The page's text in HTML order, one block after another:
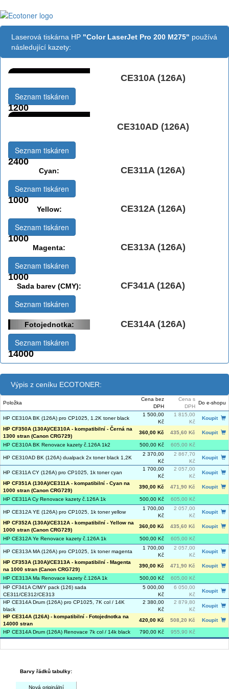
Laserová tiskárna HP "Color LaserJet Pro 200 M275" používá
následující kazety:
CE310A (126A)
1200
Seznam tiskáren
CE310AD (126A)
2400
Seznam tiskáren
Cyan: CE311A (126A)
1000
Seznam tiskáren
Yellow: CE312A (126A)
1000
Seznam tiskáren
Magenta: CE313A (126A)
1000
Seznam tiskáren
Sada barev (CMY):
CF341A (126A)
Seznam tiskáren
Fotojednotka: CE314A (126A)
14000
Seznam tiskáren
Výpis z ceníku ECOTONER:
Položka
Cena bez
DPH
Cena s
DPH
Do e-shopu
HP CE310A BK (126A) pro CP1025, 1.2K toner black
1 500,00
Kč
1 815,00
Kč
Koupit
HP CF350A (130A)/CE310A - kompatibilní - Černá na
1300 stran (Canon CRG729)
360,00 Kč 435,60 Kč Koupit
HP CE310A BK Renovace kazety č.126A 1k2 500,00 Kč 605,00 Kč
HP CE310AD BK (126A) dualpack 2x toner black 1,2K
2 370,00
Kč
2 867,70
Kč
Koupit
HP CE311A CY (126A) pro CP1025, 1k toner cyan
1 700,00
Kč
2 057,00
Kč
Koupit
HP CF351A (130A)/CE311A - kompatibilní - Cyan na
1000 stran (Canon CRG729)
390,00 Kč 471,90 Kč Koupit
HP CE311A Cy Renovace kazety č.126A 1k 500,00 Kč 605,00 Kč
HP CE312A YE (126A) pro CP1025, 1k toner yellow
1 700,00
Kč
2 057,00
Kč
Koupit
HP CF352A (130A)/CE312A - kompatibilní - Yellow na
1000 stran (Canon CRG729)
360,00 Kč 435,60 Kč Koupit
HP CE312A Ye Renovace kazety č.126A 1k 500,00 Kč 605,00 Kč
HP CE313A MA (126A) pro CP1025, 1k toner magenta
1 700,00
Kč
2 057,00
Kč
Koupit
HP CF353A (130A)/CE313A - kompatibilní - Magenta
na 1000 stran (Canon CRG729)
390,00 Kč 471,90 Kč Koupit
HP CE313A Ma Renovace kazety č.126A 1k 500,00 Kč
605,00 Kč
HP CF341A C/M/Y pack (126) sada
CE311/CE312/CE313
5 000,00
Kč
6 050,00
Kč
Koupit
HP CE314A Drum (126A) pro CP1025, 7K col / 14K
black
2 380,00
Kč
2 879,80
Kč
Koupit
HP CE314A (126A) - kompatibilní - Fotojednotka na
14000 stran
420,00 Kč 508,20 Kč Koupit
HP CE314A Drum (126A) Renovace 7k col / 14k black 790,00 Kč 955,90 Kč
Barvy řádků tabulky:
Nová originální